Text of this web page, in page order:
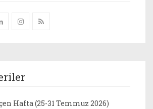
Hafta (25-31 Temmuz 2026)